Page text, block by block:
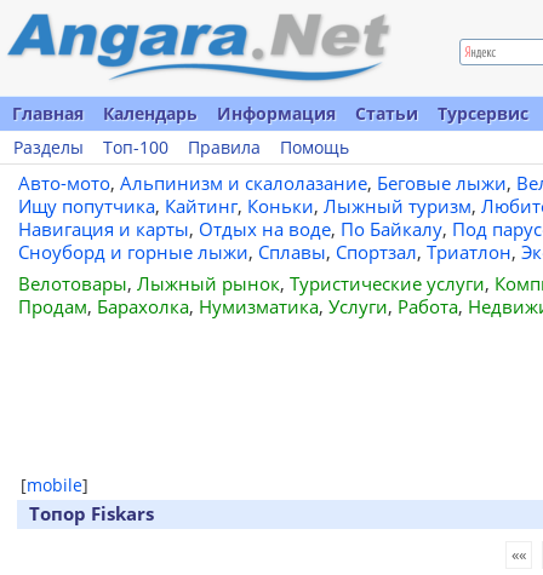
Главная Календарь Информация Статьи
Турсервис
Разделы
Топ-100 Правила Помощь
Авто-мото, Альпинизм и скалолазание, Беговые лыжи,
Ищу попутчика, Кайтинг, Коньки, Лыжный туризм,
Навигация и карты, Отдых на воде, По Байкалу, Под
Сноуборд и горные лыжи, Сплавы, Спортзал, Триатлон,
Велотовары, Лыжный рынок, Туристические услуги,
Продам, Барахолка, Нумизматика, Услуги, Работа,
[mobile]
Топор Fiskars
««